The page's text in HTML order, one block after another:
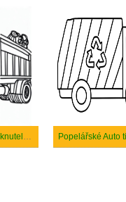
Popelářské Auto tisknutelné pro děti Popelářské Auto